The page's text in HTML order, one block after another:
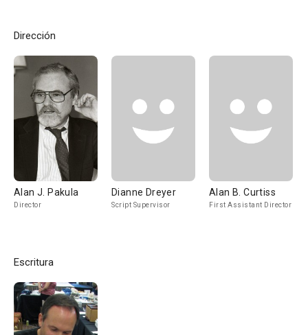
Dirección
Alan J. Pakula
Director
Dianne Dreyer
Script Supervisor
Alan B. Curtiss
First Assistant Director
Escritura